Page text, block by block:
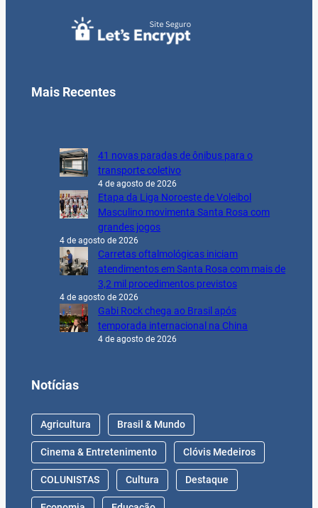
Mais Recentes
41 novas paradas de ônibus para o
transporte coletivo
4 de agosto de 2026
Etapa da Liga Noroeste de Voleibol
Masculino movimenta Santa Rosa com
grandes jogos
4 de agosto de 2026
Carretas oftalmológicas iniciam
atendimentos em Santa Rosa com mais de
3,2 mil procedimentos previstos
4 de agosto de 2026
Gabi Rock chega ao Brasil após
temporada internacional na China
4 de agosto de 2026
Notícias
Agricultura Brasil & Mundo
Cinema & Entretenimento Clóvis Medeiros
COLUNISTAS Cultura Destaque